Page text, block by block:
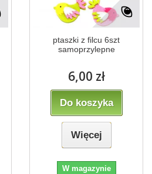
ptaszki z filcu 6szt
samoprzylepne
6,00 zł
Do koszyka
Więcej
W magazynie